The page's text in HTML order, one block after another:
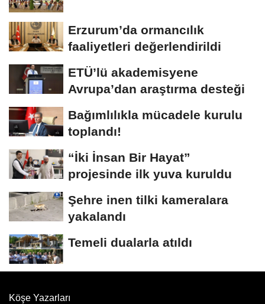
Erzurum’da ormancılık
faaliyetleri değerlendirildi
ETÜ’lü akademisyene
Avrupa’dan araştırma desteği
Bağımlılıkla mücadele kurulu
toplandı!
“İki İnsan Bir Hayat”
projesinde ilk yuva kuruldu
Şehre inen tilki kameralara
yakalandı
Temeli dualarla atıldı
Köşe Yazarları